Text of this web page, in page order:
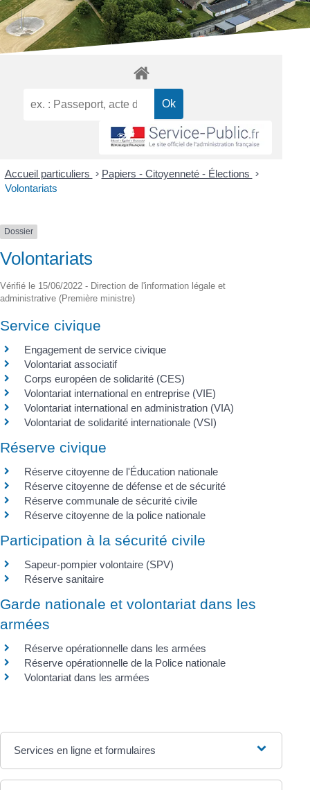
Accueil particuliers > Papiers - Citoyenneté - Élections >
Volontariats
Dossier
Volontariats
Vérifié le 15/06/2022 - Direction de l'information légale et
administrative (Première ministre)
Service civique
Engagement de service civique
Volontariat associatif
Corps européen de solidarité (CES)
Volontariat international en entreprise (VIE)
Volontariat international en administration (VIA)
Volontariat de solidarité internationale (VSI)
Réserve civique
Réserve citoyenne de l'Éducation nationale
Réserve citoyenne de défense et de sécurité
Réserve communale de sécurité civile
Réserve citoyenne de la police nationale
Participation à la sécurité civile
Sapeur-pompier volontaire (SPV)
Réserve sanitaire
Garde nationale et volontariat dans les
armées
Réserve opérationnelle dans les armées
Réserve opérationnelle de la Police nationale
Volontariat dans les armées
Services en ligne et formulaires